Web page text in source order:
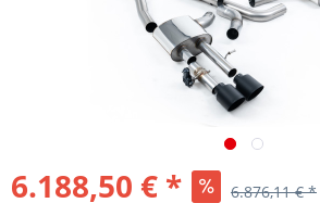
6.188,50 € * 6.876,11 € *